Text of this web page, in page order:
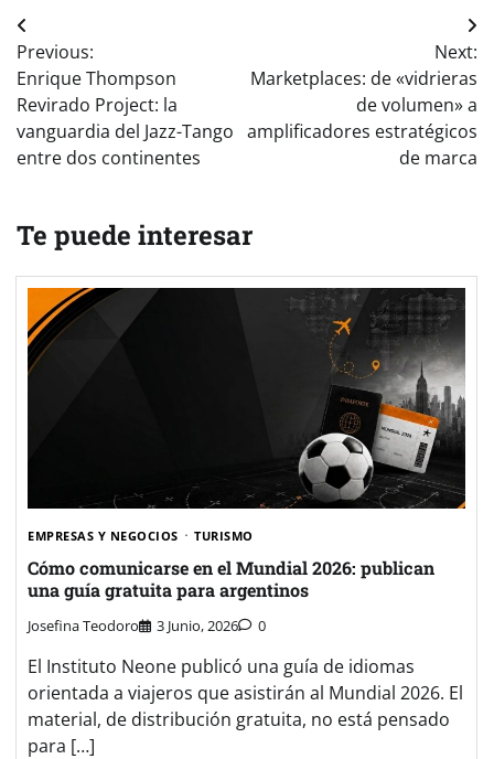
Navegación
de
entradas
Previous:
Enrique Thompson
Revirado Project: la
vanguardia del Jazz-Tango
entre dos continentes
Next:
Marketplaces: de «vidrieras
de volumen» a
amplificadores estratégicos
de marca
Te puede interesar
EMPRESAS Y NEGOCIOS TURISMO
Cómo comunicarse en el Mundial 2026: publican
una guía gratuita para argentinos
Josefina Teodoro 3 Junio, 2026 0
El Instituto Neone publicó una guía de idiomas
orientada a viajeros que asistirán al Mundial 2026. El
material, de distribución gratuita, no está pensado
para […]